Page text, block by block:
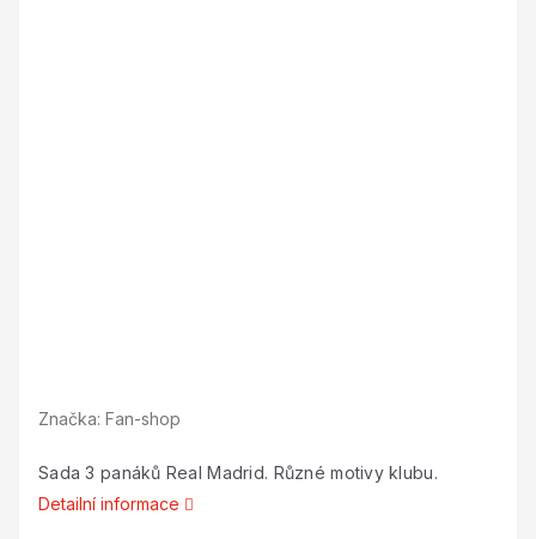
Značka: Fan-shop
Sada 3 panáků Real Madrid. Různé motivy klubu.
Detailní informace